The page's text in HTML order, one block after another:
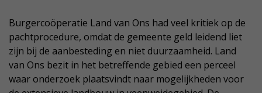
Burgercoöperatie Land van Ons had veel kritiek op de
pachtprocedure, omdat de gemeente geld leidend liet
zijn bij de aanbesteding en niet duurzaamheid. Land
van Ons bezit in het betreffende gebied een perceel
waar onderzoek plaatsvindt naar mogelijkheden voor